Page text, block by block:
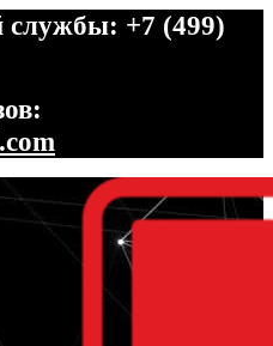
службы: +7 (499)